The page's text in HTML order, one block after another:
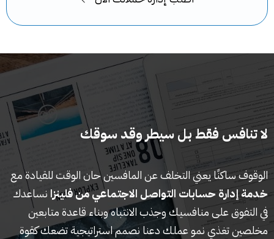
لا تنافس فقط بل سيطر وقد سوقك
الوقوف ساكنًا يعني التخلف عن المافسين حان الوقت للقيادة مع
خدمة إدارة حسابات التواصل الاجتماعي من فلينزا نساعدك
في التفوق على منافسيك وجذب الانتباه وبناء قاعدة متابعين
مخلصين تغذي نمو عملك دعنا نصمم استراتيجية تضعك كقوة